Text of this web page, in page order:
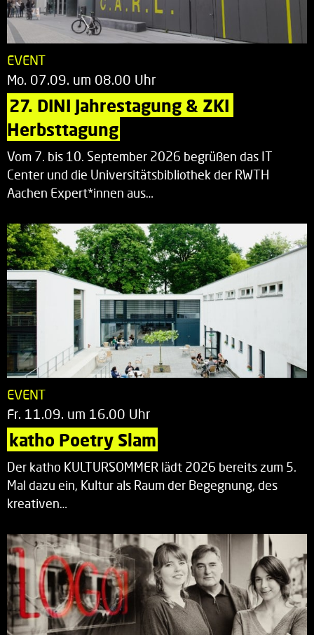
EVENT
Mo. 07.09. um 08.00 Uhr
27. DINI Jahrestagung & ZKI
Herbsttagung
Vom 7. bis 10. September 2026 begrüßen das IT
Center und die Universitätsbibliothek der RWTH
Aachen Expert*innen aus…
EVENT
Fr. 11.09. um 16.00 Uhr
katho Poetry Slam
Der katho KULTURSOMMER lädt 2026 bereits zum 5.
Mal dazu ein, Kultur als Raum der Begegnung, des
kreativen…